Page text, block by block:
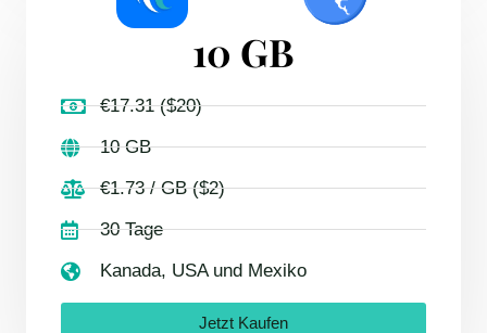
10 GB
€17.31 ($20)
10 GB
€1.73 / GB ($2)
30 Tage
Kanada, USA und Mexiko
Jetzt Kaufen